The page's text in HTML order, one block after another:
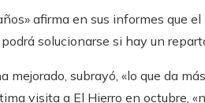
afirma en sus informes que
solucionarse si hay un
subrayó, «lo que da
visita a El Hierro en octubre,